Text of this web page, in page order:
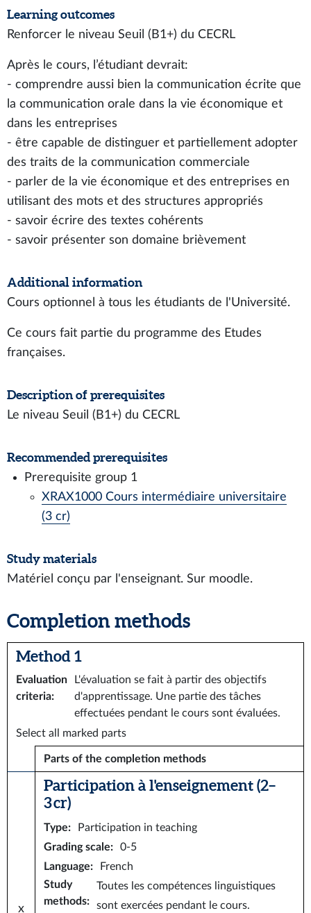
Learning outcomes
Renforcer le niveau Seuil (B1+) du CECRL
Après le cours, l’étudiant devrait:
- comprendre aussi bien la communication écrite que
la communication orale dans la vie économique et
dans les entreprises
- être capable de distinguer et partiellement adopter
des traits de la communication commerciale
- parler de la vie économique et des entreprises en
utilisant des mots et des structures appropriés
- savoir écrire des textes cohérents
- savoir présenter son domaine brièvement
Additional information
Cours optionnel à tous les étudiants de l'Université.
Ce cours fait partie du programme des Etudes
françaises.
Description of prerequisites
Le niveau Seuil (B1+) du CECRL
Recommended prerequisites
Prerequisite group 1
XRAX1000 Cours intermédiaire universitaire
(3 cr)
Study materials
Matériel conçu par l'enseignant. Sur moodle.
Completion methods
Method 1
Evaluation
criteria:
L'évaluation se fait à partir des objectifs
d'apprentissage. Une partie des tâches
effectuées pendant le cours sont évaluées.
Select all marked parts
Parts of the completion methods
x
Participation à l'enseignement (2–
3 cr)
Type:
Participation in teaching
Grading scale:
0-5
Language:
French
Study
methods:
Toutes les compétences linguistiques
sont exercées pendant le cours.